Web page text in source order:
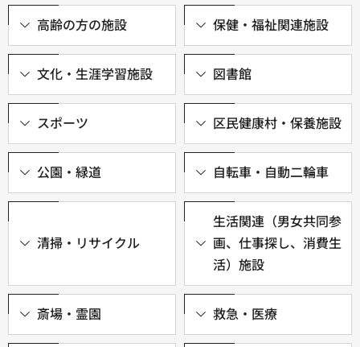
高齢の方の施設 保健・福祉関連施設
文化・生涯学習施設 図書館
スポーツ 区民健康村・保養施設
公園・緑道 自転車・自動二輪車
清掃・リサイクル
生活関連（男女共同参
画、仕事探し、消費生
活）施設
斎場・霊園 救急・医療